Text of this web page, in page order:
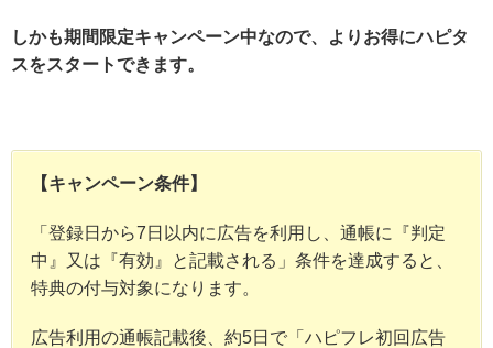
しかも期間限定キャンペーン中なので、よりお得にハピタ
スをスタートできます。
【キャンペーン条件】
「登録日から7日以内に広告を利用し、通帳に『判定
中』又は『有効』と記載される」条件を達成すると、
特典の付与対象になります。
広告利用の通帳記載後、約5日で「ハピフレ初回広告